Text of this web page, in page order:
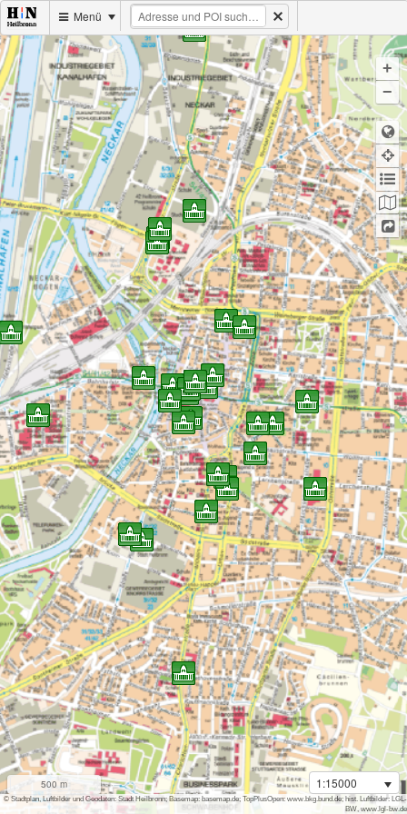
+
−
i
500 m
Menü
1:15000
© Stadtplan, Luftbilder und Geodaten: Stadt Heilbronn; Basemap: basemap.de; TopPlusOpen: www.bkg.bund.de; hist. Luftbilder: LGL-
BW, www.lgl-bw.de